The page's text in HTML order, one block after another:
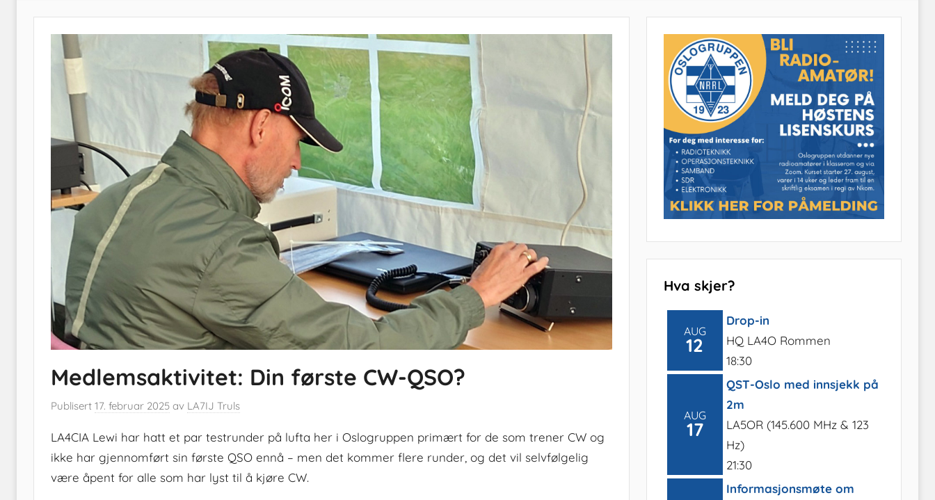
Medlemsaktivitet: Din første CW-QSO?
Publisert 17. februar 2025 av LA7IJ Truls
LA4CIA Lewi har hatt et par testrunder på lufta her i Oslogruppen primært for de som trener CW og
ikke har gjennomført sin første QSO ennå – men det kommer flere runder, og det vil selvfølgelig
være åpent for alle som har lyst til å kjøre CW.
Hva skjer?
AUG
12
Drop-in
HQ LA4O Rommen
18:30
AUG
17
QST-Oslo med innsjekk på
2m
LA5OR (145.600 MHz & 123
Hz)
21:30
Informasjonsmøte om